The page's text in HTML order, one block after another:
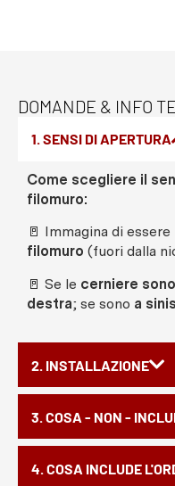
DOMANDE & INFO
1. SENSI DI APERTURA
2. INSTALLAZIONE
3. COSA - NON -
4. COSA INCLUDE
Come scegliere il
filomuro:
🚪 Immagina di essere
filomuro (fuori dalla
🚪 Se le cerniere
destra; se sono a